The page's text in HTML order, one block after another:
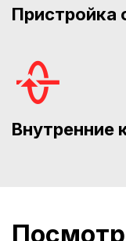
Пристройка
Внутренние